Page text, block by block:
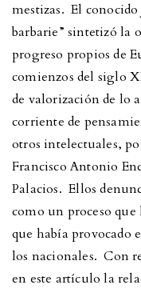
mestizas. El
barbarie” sintetizó la
progreso propios de
comienzos del siglo
de valorización de lo
corriente de
otros intelectuales,
Francisco Antonio
Palacios. Ellos
como un proceso
que había provocado
los nacionales. Con
en este artículo la